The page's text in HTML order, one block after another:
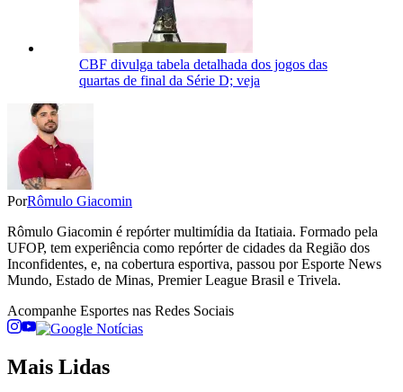
CBF divulga tabela detalhada dos jogos das
quartas de final da Série D; veja
PorRômulo Giacomin
Rômulo Giacomin é repórter multimídia da Itatiaia. Formado pela
UFOP, tem experiência como repórter de cidades da Região dos
Inconfidentes, e, na cobertura esportiva, passou por Esporte News
Mundo, Estado de Minas, Premier League Brasil e Trivela.
Acompanhe Esportes nas Redes Sociais
Mais Lidas